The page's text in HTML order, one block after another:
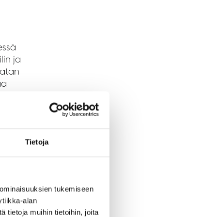
Tietoja
tukemiseen
alan
tietoja muihin tietoihin, joita
ja